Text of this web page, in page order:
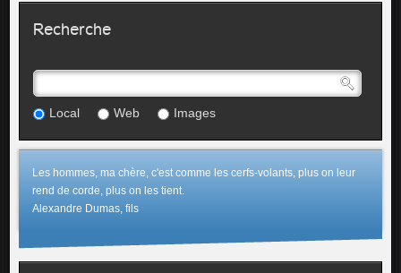
Recherche
Local Web Images
Les hommes, ma chère, c'est comme les cerfs-volants, plus on leur
rend de corde, plus on les tient.
Alexandre Dumas, fils